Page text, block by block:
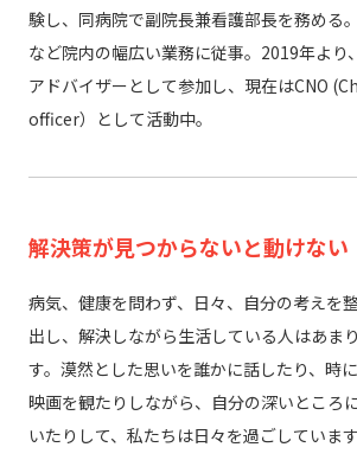
験し、同病院で副院長兼看護部長を務める
など院内の幅広い業務に従事。2019年より
アドバイザーとして参加し、現在はCNO
officer）として活動中。
解決策が見つからないと動けない
病気、健康を問わず、日々、自分の考えを
出し、解決しながら生活している人はあま
す。漠然とした思いを誰かに話したり、時
映画を観たりしながら、自分の深いところ
いたりして、私たちは日々を過ごしています